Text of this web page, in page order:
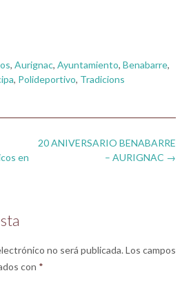
, Aurignac, Ayuntamiento, Benabarre,
, Polideportivo, Tradicions
20 ANIVERSARIO BENABARRE
– AURIGNAC →
en
no será publicada. Los campos
con *